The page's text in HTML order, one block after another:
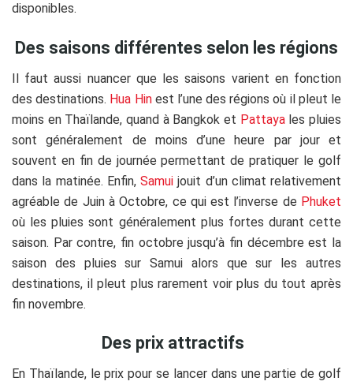
disponibles.
Des saisons différentes selon les régions
Il faut aussi nuancer que les saisons varient en fonction
des destinations. Hua Hinest l’une des régions où il pleut le
moins en Thaïlande, quand à Bangkok et Pattayales pluies
sont généralement de moins d’une heure par jour et
souvent en fin de journée permettant de pratiquer le golf
dans la matinée. Enfin, Samui jouit d’un climat relativement
agréable de Juin à Octobre, ce qui est l’inverse de Phuket
où les pluies sont généralement plus fortes durant cette
saison. Par contre, fin octobre jusqu’à fin décembre est la
saison des pluies sur Samui alors que sur les autres
destinations, il pleut plus rarement voir plus du tout après
fin novembre.
Des prix attractifs
En Thaïlande, le prix pour se lancer dans une partie de golf